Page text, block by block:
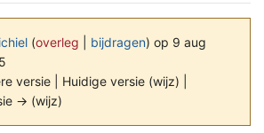
(overleg bijdragen) op 9 aug
versie | Huidige versie (wijz) |
→ (wijz)